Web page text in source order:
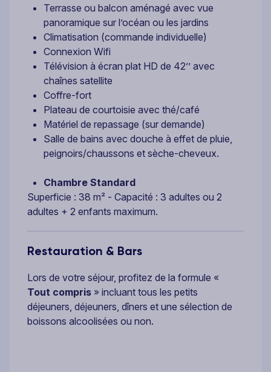
Terrasse ou balcon aménagé avec vue
panoramique sur l’océan ou les jardins
Climatisation (commande individuelle)
Connexion Wifi
Télévision à écran plat HD de 42’’ avec
chaînes satellite
Coffre-fort
Plateau de courtoisie avec thé/café
Matériel de repassage (sur demande)
Salle de bains avec douche à effet de pluie,
peignoirs/chaussons et sèche-cheveux.
Chambre Standard
Superficie : 38 m² - Capacité : 3 adultes ou 2
adultes + 2 enfants maximum.
Restauration & Bars
Lors de votre séjour, profitez de la formule «
Tout compris » incluant tous les petits
déjeuners, déjeuners, dîners et une sélection de
boissons alcoolisées ou non.